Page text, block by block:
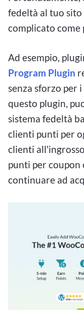
fedeltà al tuo
complicato come
Ad esempio,
Program Plugin
senza sforzo per
questo plugin,
sistema fedeltà
clienti punti per
clienti
punti per coupon
continuare ad